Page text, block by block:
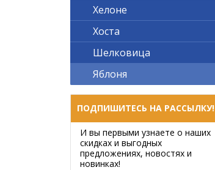
Хелоне
Хоста
Шелковица
Яблоня
ПОДПИШИТЕСЬ НА РАССЫЛКУ!
И вы первыми узнаете о наших
скидках и выгодных
предложениях, новостях и
новинках!